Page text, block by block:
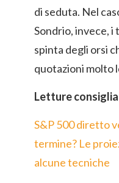
di seduta. Nel
Sondrio, invece, i
spinta degli orsi
quotazioni molto
Letture
S&P 500 diretto
termine? Le
alcune tecniche